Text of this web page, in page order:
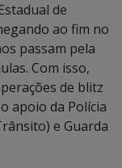
de
ao fim no
passam pela
Com isso,
de blitz
apoio da Polícia
e Guarda